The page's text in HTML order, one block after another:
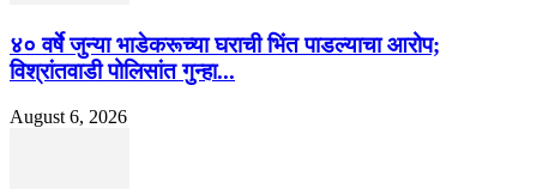
४० वर्षे जुन्या भाडेकरूच्या घराची भिंत पाडल्याचा आरोप;
विश्रांतवाडी पोलिसांत गुन्हा...
August 6, 2026